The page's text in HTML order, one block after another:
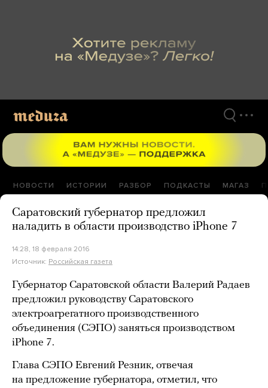
НОВОСТИ ИСТОРИИ РАЗБОР ПОДКАСТЫ МАГАЗ
Саратовский губернатор предложил
наладить в области производство iPhone 7
14:28, 18 февраля 2016
Источник: Российская газета
Губернатор Саратовской области Валерий Радаев
предложил руководству Саратовского
электроагрегатного производственного
объединения (СЭПО) заняться производством
iPhone 7.
Глава СЭПО Евгений Резник, отвечая
на предложение губернатора, отметил, что